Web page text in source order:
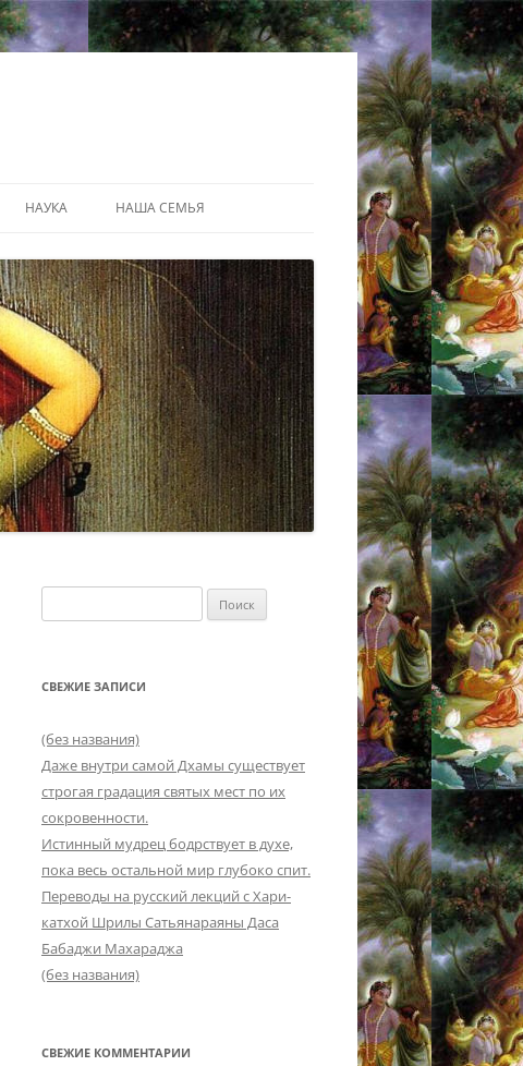
НАУКА НАША СЕМЬЯ
СВЕЖИЕ ЗАПИСИ
(без названия)
Даже внутри самой Дхамы существует
строгая градация святых мест по их
сокровенности.
Истинный мудрец бодрствует в духе,
пока весь остальной мир глубоко спит.
Переводы на русский лекций с Хари-
катхой Шрилы Сатьянараяны Даса
Бабаджи Махараджа
(без названия)
СВЕЖИЕ КОММЕНТАРИИ